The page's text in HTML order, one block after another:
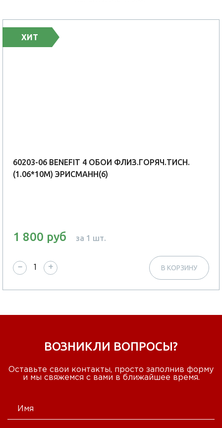
ХИТ
60203-06 BENEFIT 4 ОБОИ ФЛИЗ.ГОРЯЧ.ТИСН.
(1.06*10М) ЭРИСМАНН(6)
1 800 руб за 1 шт.
− + В КОРЗИНУ
ВОЗНИКЛИ ВОПРОСЫ?
Оставьте свои контакты, просто заполнив форму
и мы свяжемся с вами в ближайшее время.